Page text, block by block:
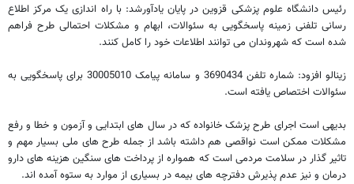
رئیس دانشگاه علوم پزشکی قزوین در پایان یادآورشد: با راه اندازی یک مرکز اطلاع
رسانی تلفنی زمینه پاسخگویی به سئوالات، ابهام و مشکلات احتمالی طرح فراهم
شده است که شهروندان می توانند اطلاعات خود را کامل کنند.
زینالو افزود: شماره تلفن 3690434 و سامانه پیامک 30005010 برای پاسخگویی به
سئوالات اختصاص یافته است.
بدیهی است اجرای طرح پزشک خانواده که در سال های ابتدایی و آزمون و خطا و رفع
مشکلات ممکن است نواقصی هم داشته باشد از جمله طرح های ملی بسیار مهم و
تاثیر گذار در سلامت مردمی است که همواره از پرداخت های سنگین هزینه های دارو
درمان و نیز عدم پذیرش دفترچه های بیمه در بسیاری از موارد به ستوه آمده اند.